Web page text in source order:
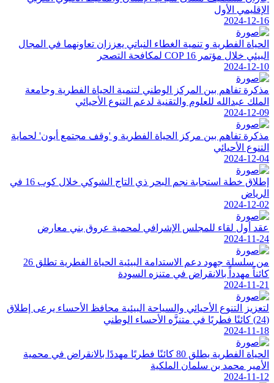
الإقليمي الأول
2024-12-16
الحياة الفطرية و تنمية الغطاء النباتي يعززان تعاونهما في المجال
البيئي خلال مؤتمر COP 16 لمكافحة التصحر
2024-12-10
مذكرة تفاهم بين المركز الوطني لتنمية الحياة الفطرية وجامعة
الملك عبدالله للعلوم والتقنية لدعم التنوع الأحيائي
2024-12-09
مذكرة تفاهم بين مركز الحياة الفطرية و 'وقف مجتمع أيون' لحماية
التنوع الأحيائي
2024-12-04
إطلاق خطة استجابة نجم البحر ذي التاج الشوكي خلال كوب 16 في
الرياض
2024-12-02
عقد أول لقاء للمجلس الإشرافي لمحمية عروق بني معارض
2024-11-24
من سلسلة جهود دعم الاستدامة البيئية الحياة الفطرية تطلق 26
كائناً مهدداً بالانقراض في متنزه السودة
2024-11-21
لتعزيز التنوع الأحيائي والسياحة البيئية محافظ الأحساء يرعى إطلاق
(24) كائنًا فطريًا في متنزَّه الأحساء الوطني
2024-11-18
الحياة الفطرية يطلق 80 كائنًا فطريًا مهددًا بالانقراض في محمية
الأمير محمد بن سلمان الملكية
2024-11-12